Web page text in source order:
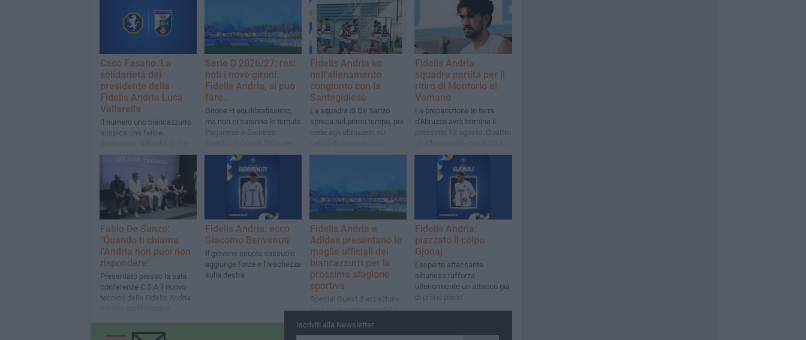
Caso Fasano. La
solidarietà del
presidente della
Fidelis Andria Luca
Vallarella
Il numero uno biancazzurro
auspica una felice
messapico possa
merita".
Serie D 2026/27: resi
noti i nove gironi.
Fidelis Andria, si può
fare...
Girone H equilibratissimo,
ma non ci saranno le temute
Paganese e Sarnese.
Fidelis il 30 agosto a
Manfredonia
Fidelis Andria ko
nell'allenamento
congiunto con la
Santegidiese
La squadra di De Sanzo
spreca nel primo tempo, poi
cede agli abruzzesi su
ripresa
Fidelis Andria:
squadra partita per il
ritiro di Montorio al
Vomano
La preparazione in terra
d'Abruzzo avrà termine il
prossimo 13 agosto. Quattro
programma. Mercoledì
saranno resi noti i nove
gironi di Serie D
Fabio De Sanzo:
"Quando ti chiama
l'Andria non puoi non
rispondere".
Presentato presso la sala
conferenze C.S.A il nuovo
tecnico della Fidelis Andria
Fidelis Andria: ecco
Giacomo Benvenuti
Il giovane scuola sassuolo
aggiunge forza e freschezza
sulla destra
Fidelis Andria e
Adidas presentano le
maglie ufficiali dei
biancazzurri per la
prossima stagione
sportiva
Special Guest d’eccezione
sarà un ex calciatore della
Fidelis Andria e famoso
Fidelis Andria:
piazzato il colpo
Gjonaj
L'esperto attaccante
albanese rafforza
ulteriormente un attacco già
di primo piano
Iscriviti alla Newsletter